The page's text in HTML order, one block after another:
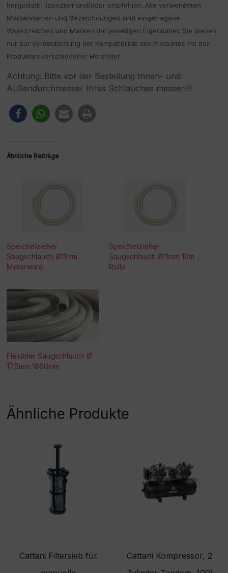
hergestellt, lizenziert und/oder empfohlen. Alle verwendeten
Markennamen und Bezeichnungen sind eingetragene
Warenzeichen und Marken der jeweiligen Eigentümer. Sie dienen
nur zur Verdeutlichung der Kompatibilität des Produktes mit den
Produkten verschiedener Hersteller.
Achtung: Bitte vor der Bestellung Innen- und
Außendurchmesser Ihres Schlauches messen!!!
Ähnliche Beiträge
Speichelzieher
Saugschlauch Ø11mm
Meterware
Speichelzieher
Saugschlauch Ø11mm 10m
Rolle
Flexibler Saugschlauch Ø
17,5mm 1660mm
Ähnliche Produkte
Cattani Filtersieb für
Cattani Kompressor, 2